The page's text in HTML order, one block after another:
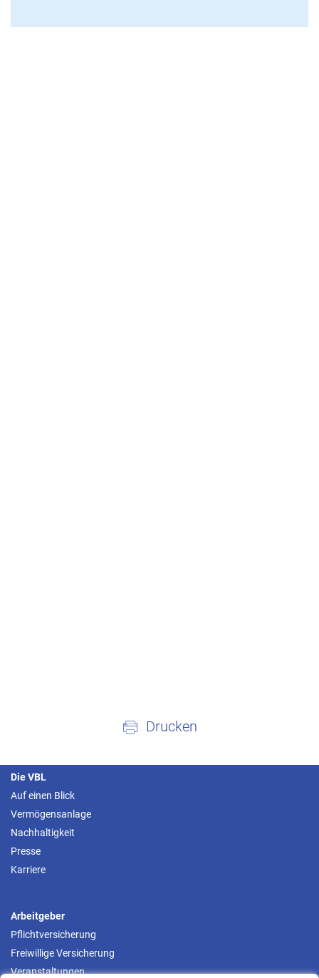
Drucken
Die VBL
Auf einen Blick
Vermögensanlage
Nachhaltigkeit
Presse
Karriere
Arbeitgeber
Pflichtversicherung
Freiwillige Versicherung
Veranstaltungen